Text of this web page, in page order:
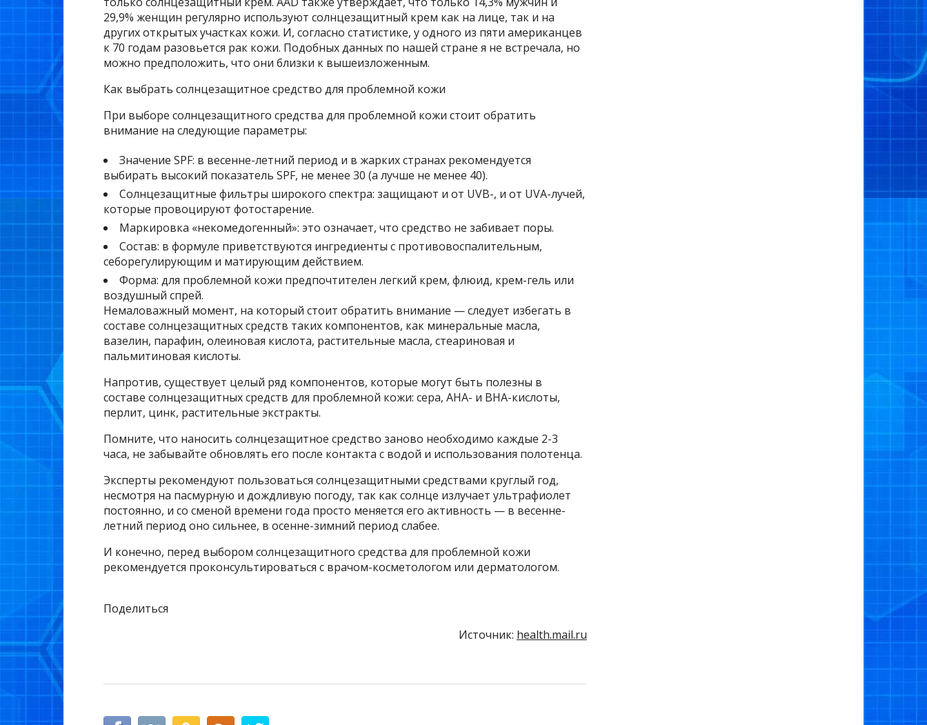
29,9% женщин регулярно используют солнцезащитный крем как на лице, так и на
других открытых участках кожи. И, согласно статистике, у одного из пяти американцев
к 70 годам разовьется рак кожи. Подобных данных по нашей стране я не встречала, но
можно предположить, что они близки к вышеизложенным.
Как выбрать солнцезащитное средство для проблемной кожи
При выборе солнцезащитного средства для проблемной кожи стоит обратить
внимание на следующие параметры:
Значение SPF: в весенне-летний период и в жарких странах рекомендуется
выбирать высокий показатель SPF, не менее 30 (а лучше не менее 40).
Солнцезащитные фильтры широкого спектра: защищают и от UVB-, и от UVA-лучей,
которые провоцируют фотостарение.
Маркировка «некомедогенный»: это означает, что средство не забивает поры.
Состав: в формуле приветствуются ингредиенты с противовоспалительным,
себорегулирующим и матирующим действием.
Форма: для проблемной кожи предпочтителен легкий крем, флюид, крем-гель или
воздушный спрей.
Немаловажный момент, на который стоит обратить внимание — следует избегать в
составе солнцезащитных средств таких компонентов, как минеральные масла,
вазелин, парафин, олеиновая кислота, растительные масла, стеариновая и
пальмитиновая кислоты.
Напротив, существует целый ряд компонентов, которые могут быть полезны в
составе солнцезащитных средств для проблемной кожи: сера, АНА- и BHA-кислоты,
перлит, цинк, растительные экстракты.
Помните, что наносить солнцезащитное средство заново необходимо каждые 2-3
часа, не забывайте обновлять его после контакта с водой и использования полотенца.
Эксперты рекомендуют пользоваться солнцезащитными средствами круглый год,
несмотря на пасмурную и дождливую погоду, так как солнце излучает ультрафиолет
постоянно, и со сменой времени года просто меняется его активность — в весенне-
летний период оно сильнее, в осенне-зимний период слабее.
И конечно, перед выбором солнцезащитного средства для проблемной кожи
рекомендуется проконсультироваться с врачом-косметологом или дерматологом.
Поделиться
Источник: health.mail.ru